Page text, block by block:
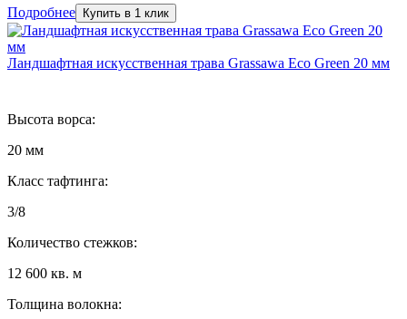
Подробнее Купить в 1 клик
Ландшафтная искусственная трава Grassawa Eco Green 20 мм
Высота ворса:
20 мм
Класс тафтинга:
3/8
Количество стежков:
12 600 кв. м
Толщина волокна: